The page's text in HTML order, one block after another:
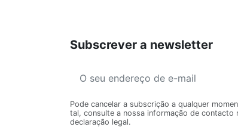
Subscrever a newsletter
Pode cancelar a subscrição a qualquer
tal, consulte a nossa informação de contacto
declaração legal.